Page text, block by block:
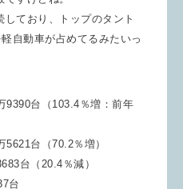
ており、トップのタント
自動車が占めてるみたいっ
9390台（103.4％増：前年
台（70.2％増）
台（20.4％減）
台